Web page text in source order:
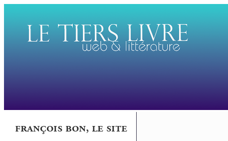
françois bon, le site